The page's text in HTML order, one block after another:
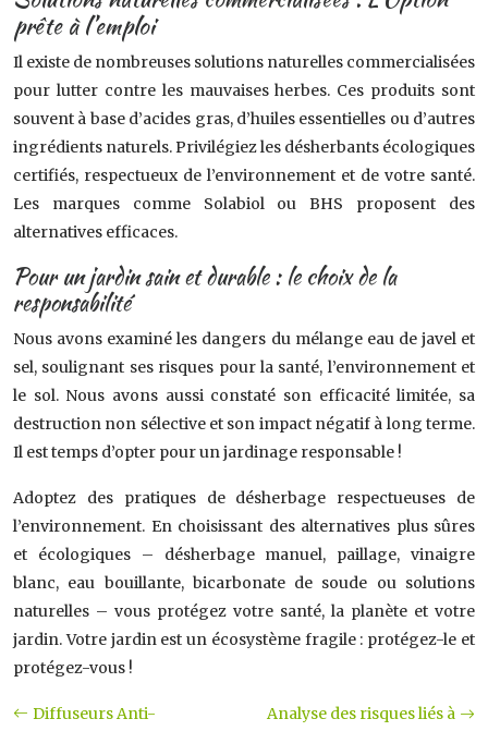
prête à l’emploi
Il existe de nombreuses solutions naturelles commercialisées
pour lutter contre les mauvaises herbes. Ces produits sont
souvent à base d’acides gras, d’huiles essentielles ou d’autres
ingrédients naturels. Privilégiez les désherbants écologiques
certifiés, respectueux de l’environnement et de votre santé.
Les marques comme Solabiol ou BHS proposent des
alternatives efficaces.
Pour un jardin sain et durable : le choix de la
responsabilité
Nous avons examiné les dangers du mélange eau de javel et
sel, soulignant ses risques pour la santé, l’environnement et
le sol. Nous avons aussi constaté son efficacité limitée, sa
destruction non sélective et son impact négatif à long terme.
Il est temps d’opter pour un jardinage responsable !
Adoptez des pratiques de désherbage respectueuses de
l’environnement. En choisissant des alternatives plus sûres
et écologiques – désherbage manuel, paillage, vinaigre
blanc, eau bouillante, bicarbonate de soude ou solutions
naturelles – vous protégez votre santé, la planète et votre
jardin. Votre jardin est un écosystème fragile : protégez-le et
protégez-vous !
Diffuseurs Anti-
Analyse des risques liés à